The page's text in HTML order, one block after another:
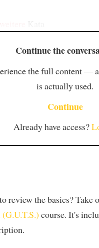
Continue the
the full content —
is actually used.
Continue
Already have access?
review the basics? Take
(G.U.T.S.) course. It's